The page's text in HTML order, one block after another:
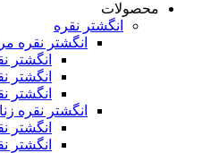
محصولات
انگشتر نقره
انگشتر نقره
انگشتر
انگشتر
انگشتر
انگشتر نقره
انگشتر
انگشتر